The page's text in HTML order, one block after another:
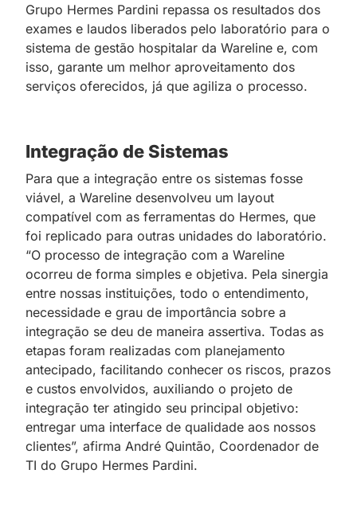
Grupo Hermes Pardini repassa os resultados dos
exames e laudos liberados pelo laboratório para o
sistema de gestão hospitalar da Wareline e, com
isso, garante um melhor aproveitamento dos
serviços oferecidos, já que agiliza o processo.
Integração de Sistemas
Para que a integração entre os sistemas fosse
viável, a Wareline desenvolveu um layout
compatível com as ferramentas do Hermes, que
foi replicado para outras unidades do laboratório.
“O processo de integração com a Wareline
ocorreu de forma simples e objetiva. Pela sinergia
entre nossas instituições, todo o entendimento,
necessidade e grau de importância sobre a
integração se deu de maneira assertiva. Todas as
etapas foram realizadas com planejamento
antecipado, facilitando conhecer os riscos, prazos
e custos envolvidos, auxiliando o projeto de
integração ter atingido seu principal objetivo:
entregar uma interface de qualidade aos nossos
clientes”, afirma André Quintão, Coordenador de
TI do Grupo Hermes Pardini.